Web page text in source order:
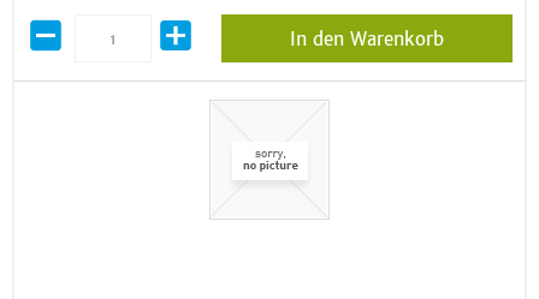
In den Warenkorb